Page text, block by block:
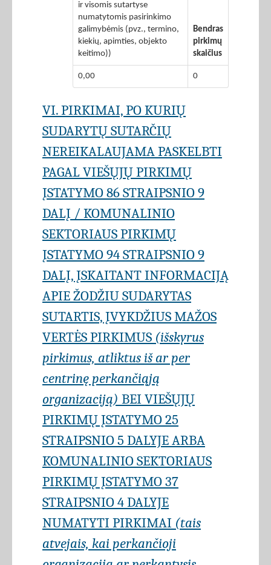
ir visomis sutartyse
numatytomis pasirinkimo
galimybėmis (pvz., termino,
kiekių, apimties, objekto
keitimo))
Bendras
pirkimų
skaičius
0,00 0
VI. PIRKIMAI, PO KURIŲ
SUDARYTŲ SUTARČIŲ
NEREIKALAUJAMA PASKELBTI
PAGAL VIEŠŲJŲ PIRKIMŲ
ĮSTATYMO 86 STRAIPSNIO 9
DALĮ / KOMUNALINIO
SEKTORIAUS PIRKIMŲ
ĮSTATYMO 94 STRAIPSNIO 9
DALĮ, ĮSKAITANT INFORMACIJĄ
APIE ŽODŽIU SUDARYTAS
SUTARTIS, ĮVYKDŽIUS MAŽOS
VERTĖS PIRKIMUS (išskyrus
pirkimus, atliktus iš ar per
centrinę perkančiąją
organizaciją) BEI VIEŠŲJŲ
PIRKIMŲ ĮSTATYMO 25
STRAIPSNIO 5 DALYJE ARBA
KOMUNALINIO SEKTORIAUS
PIRKIMŲ ĮSTATYMO 37
STRAIPSNIO 4 DALYJE
NUMATYTI PIRKIMAI (tais
atvejais, kai perkančioji